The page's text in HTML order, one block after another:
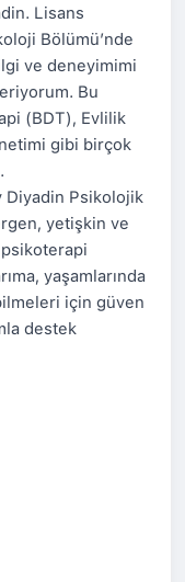
Lisans
Bölümü’nde
ve deneyimimi
Bu
(BDT), Evlilik
gibi birçok
Diyadin Psikolojik
yetişkin ve
yaşamlarında
için güven
destek